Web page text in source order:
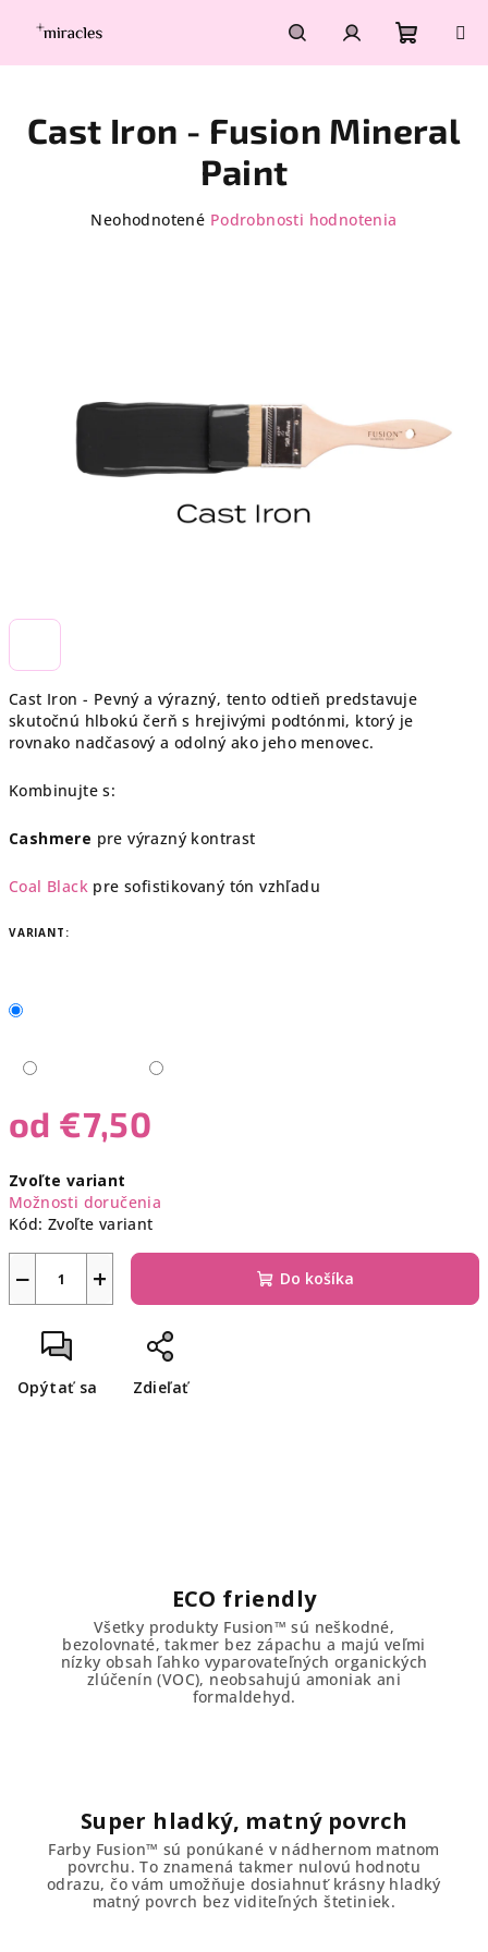
HľadaťPrihlásenie
košík
Cast Iron - Pevný a výrazný, tento odtieň predstavuje
skutočnú hlbokú čerň s hrejivými podtónmi, ktorý je
rovnako nadčasový a odolný ako jeho menovec.
Kombinujte s:
Cashmere pre výrazný kontrast
Coal Black pre sofistikovaný tón vzhľadu
VARIANT:
od €7,50
cena:
Zvoľte variant
Možnosti doručenia
Kód: Zvoľte variant
+
− Do košíka
Opýtať sa Zdieľať
Cast Iron - Fusion Mineral
Paint
Priemerné
Neohodnotené Podrobnosti hodnotenia
ECO friendly
Všetky produkty Fusion™ sú neškodné,
bezolovnaté, takmer bez zápachu a majú veľmi
nízky obsah ľahko vyparovateľných organických
zlúčenín (VOC), neobsahujú amoniak ani
formaldehyd.
Super hladký, matný povrch
Farby Fusion™ sú ponúkané v nádhernom matnom
povrchu. To znamená takmer nulovú hodnotu
odrazu, čo vám umožňuje dosiahnuť krásny hladký
matný povrch bez viditeľných štetiniek.